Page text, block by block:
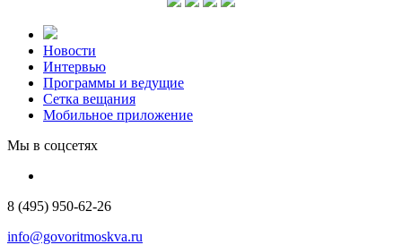
Новости
Интервью
Программы и ведущие
Сетка вещания
Мобильное приложение
Мы в соцсетях
8 (495) 950-62-26
info@govoritmoskva.ru